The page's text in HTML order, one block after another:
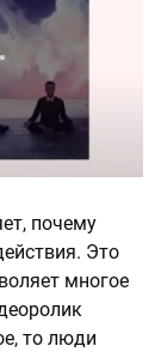
почему
Это
многое
то люди